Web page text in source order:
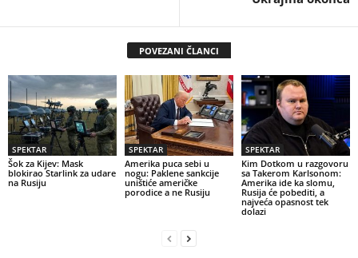
POVEZANI ČLANCI
SPEKTAR
Šok za Kijev: Mask
blokirao Starlink za udare
na Rusiju
SPEKTAR
Amerika puca sebi u
nogu: Paklene sankcije
uništiće američke
porodice a ne Rusiju
SPEKTAR
Kim Dotkom u razgovoru
sa Takerom Karlsonom:
Amerika ide ka slomu,
Rusija će pobediti, a
najveća opasnost tek
dolazi